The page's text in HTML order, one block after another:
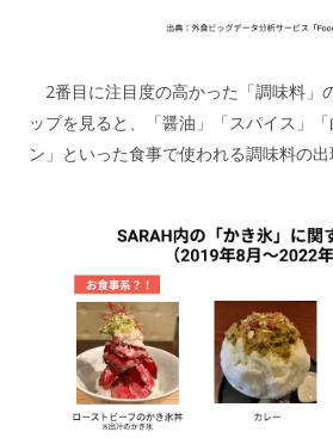
2番目に注目度の高かった「調味料」
ップを見ると、「醤油」「スパイス」
ン」といった食事で使われる調味料の出